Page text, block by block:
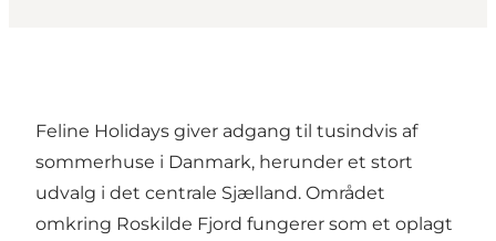
Feline Holidays giver adgang til tusindvis af
sommerhuse i Danmark, herunder et stort
udvalg i det centrale Sjælland. Området
omkring Roskilde Fjord fungerer som et oplagt